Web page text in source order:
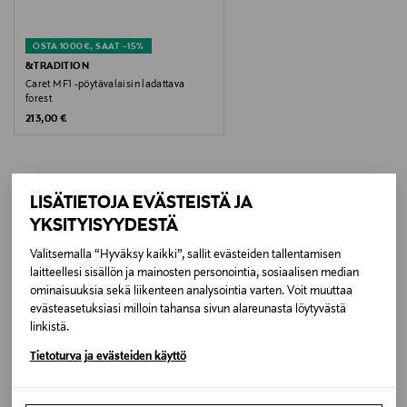
LISÄTIETOJA EVÄSTEISTÄ JA
YKSITYISYYDESTÄ
Valitsemalla “Hyväksy kaikki”, sallit evästeiden tallentamisen
laitteellesi sisällön ja mainosten personointia, sosiaalisen median
ominaisuuksia sekä liikenteen analysointia varten. Voit muuttaa
evästeasetuksiasi milloin tahansa sivun alareunasta löytyvästä
linkistä.
Tietoturva ja evästeiden käyttö
Koko
10 x 15 x 22 cm
Valmistaja
&Tradition A/S
Valmistajan osoite
Kronprinsessegade 4, 1306 Copenhagen K, Denmark
OSTA 1000€, SAAT –15%
&TRADITION
Caret MF1 -pöytävalaisin ladattava
forest
Original Price
213,00 €
LISÄÄ KIINNOSTAVIA
TUOTTEITA